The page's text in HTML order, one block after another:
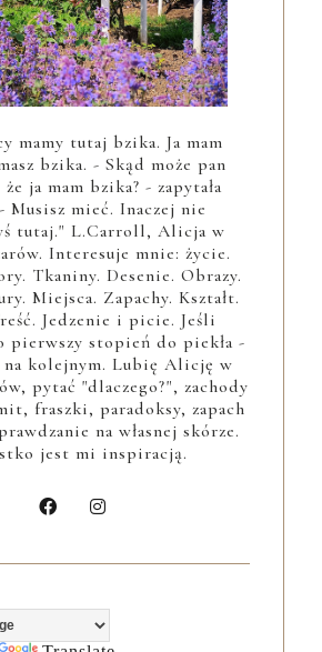
mamy tutaj bzika. Ja mam
bzika. - Skąd może pan
ja mam bzika? - zapytała
Musisz mieć. Inaczej nie
tutaj." L.Carroll, Alicja w
Interesuje mnie: życie.
Tkaniny. Desenie. Obrazy.
Miejsca. Zapachy. Kształt.
Jedzenie i picie. Jeśli
pierwszy stopień do piekła -
na kolejnym. Lubię Alicję w
pytać "dlaczego?", zachody
fraszki, paradoksy, zapach
na własnej skórze.
jest mi inspiracją.